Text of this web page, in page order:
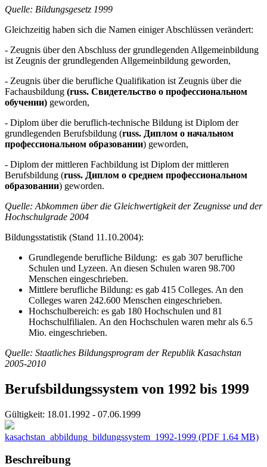
Quelle: Bildungsgesetz 1999
Gleichzeitig haben sich die Namen einiger Abschlüssen verändert:
- Zeugnis über den Abschluss der grundlegenden Allgemeinbildung
ist Zeugnis der grundlegenden Allgemeinbildung geworden,
- Zeugnis über die berufliche Qualifikation ist Zeugnis über die
Fachausbildung (russ. Свидетельство о профессиональном
обучении) geworden,
- Diplom über die beruflich-technische Bildung ist Diplom der
grundlegenden Berufsbildung (russ. Диплом о начальном
профессиональном образовании) geworden,
- Diplom der mittleren Fachbildung ist Diplom der mittleren
Berufsbildung (russ. Диплом о среднем профессиональном
образовании) geworden.
Quelle: Abkommen über die Gleichwertigkeit der Zeugnisse und der
Hochschulgrade 2004
Bildungsstatistik (Stand 11.10.2004):
Grundlegende berufliche Bildung: es gab 307 berufliche
Schulen und Lyzeen. An diesen Schulen waren 98.700
Menschen eingeschrieben.
Mittlere berufliche Bildung: es gab 415 Colleges. An den
Colleges waren 242.600 Menschen eingeschrieben.
Hochschulbereich: es gab 180 Hochschulen und 81
Hochschulfilialen. An den Hochschulen waren mehr als 6.5
Mio. eingeschrieben.
Quelle: Staatliches Bildungsprogram der Republik Kasachstan
2005-2010
Berufsbildungssystem von 1992 bis 1999
Gültigkeit: 18.01.1992 - 07.06.1999
kasachstan_abbildung_bildungssystem_1992-1999 (PDF 1.64 MB)
Beschreibung